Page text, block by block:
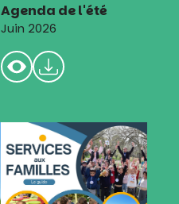
Agenda de l'été
Juin 2026